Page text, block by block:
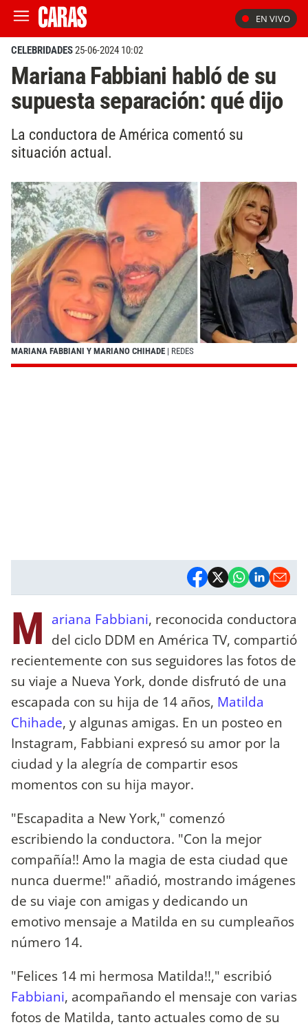
EN VIVO
CELEBRIDADES25-06-2024 10:02
Mariana Fabbiani habló de su
supuesta separación: qué dijo
La conductora de América comentó su
situación actual.
MARIANA FABBIANI Y MARIANO CHIHADE | REDES
M ariana Fabbiani, reconocida conductora
del ciclo DDM en América TV, compartió
recientemente con sus seguidores las fotos de
su viaje a Nueva York, donde disfrutó de una
escapada con su hija de 14 años, Matilda
Chihade, y algunas amigas. En un posteo en
Instagram, Fabbiani expresó su amor por la
ciudad y la alegría de compartir esos
momentos con su hija mayor.
"Escapadita a New York," comenzó
escribiendo la conductora. "Con la mejor
compañía!! Amo la magia de esta ciudad que
nunca duerme!" añadió, mostrando imágenes
de su viaje con amigas y dedicando un
emotivo mensaje a Matilda en su cumpleaños
número 14.
"Felices 14 mi hermosa Matilda!!," escribió
Fabbiani, acompañando el mensaje con varias
fotos de Matilda, tanto actuales como de su